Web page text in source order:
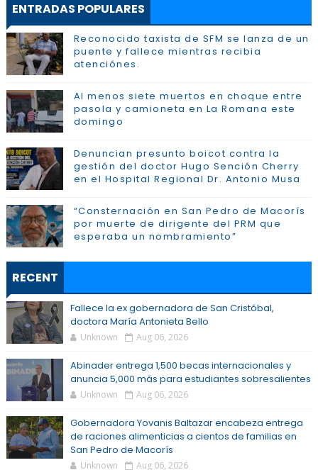
ENTRADAS POPULARES
Reconocido taxista de SFM se lanza de un
puente y fallece mientras recibia
atenciónes.
Al menos siete muertos en choque entre
pasola y camioneta en La Romana este
domingo
Denuncian presunto boicot contra la
gestión del doctor Hugo Sención Cherry
en el Hospital Regional Dr. Antonio Musa
“Consternación en San Pedro de Macorís
por muerte de dirigente del PRM que
esperaba un nombramiento”
RECENT
Fallece la ex gobernadora de San Cristóbal,
doctora María Antonieta Bello
Unknown Aug 06, 2026
Abinader entrega 1,500 becas internacionales y
anuncia 5,000 más para estudiantes sobresalientes
Unknown Aug 06, 2026
Gobernadora Yovanis Baltazar encabeza entrega
de raciones alimenticias a cientos de familias en
San Pedro de Macorís
Unknown Aug 06, 2026